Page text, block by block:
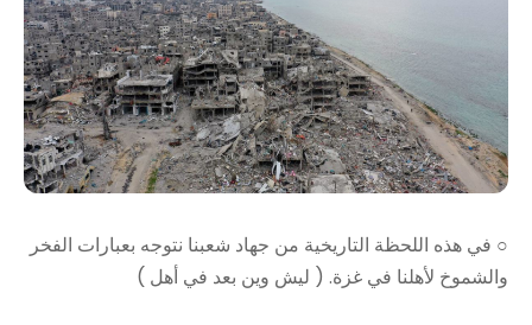
○ في هذه اللحظة التاريخية من جهاد شعبنا نتوجه بعبارات الفخر
والشموخ لأهلنا في غزة. ( ليش وين بعد في أهل )